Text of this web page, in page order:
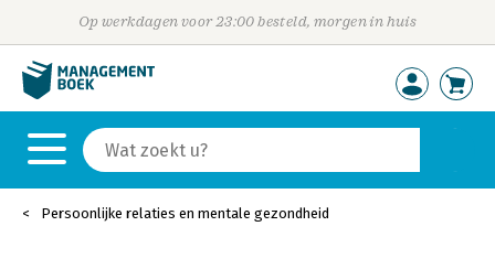
Op werkdagen voor 23:00 besteld, morgen in huis
Persoonlijke relaties en mentale gezondheid